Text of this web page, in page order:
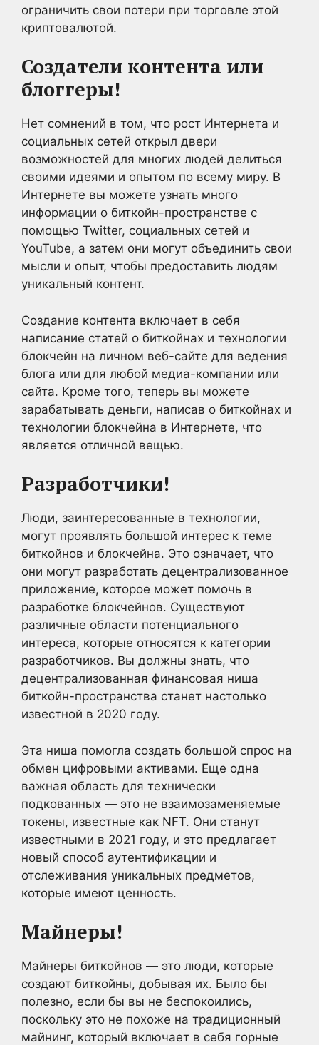
ограничить свои потери при торговле этой
криптовалютой.
Создатели контента или
блоггеры!
Нет сомнений в том, что рост Интернета и
социальных сетей открыл двери
возможностей для многих людей делиться
своими идеями и опытом по всему миру. В
Интернете вы можете узнать много
информации о биткойн-пространстве с
помощью Twitter, социальных сетей и
YouTube, а затем они могут объединить свои
мысли и опыт, чтобы предоставить людям
уникальный контент.
Создание контента включает в себя
написание статей о биткойнах и технологии
блокчейн на личном веб-сайте для ведения
блога или для любой медиа-компании или
сайта. Кроме того, теперь вы можете
зарабатывать деньги, написав о биткойнах и
технологии блокчейна в Интернете, что
является отличной вещью.
Разработчики!
Люди, заинтересованные в технологии,
могут проявлять большой интерес к теме
биткойнов и блокчейна. Это означает, что
они могут разработать децентрализованное
приложение, которое может помочь в
разработке блокчейнов. Существуют
различные области потенциального
интереса, которые относятся к категории
разработчиков. Вы должны знать, что
децентрализованная финансовая ниша
биткойн-пространства станет настолько
известной в 2020 году.
Эта ниша помогла создать большой спрос на
обмен цифровыми активами. Еще одна
важная область для технически
подкованных — это не взаимозаменяемые
токены, известные как NFT. Они станут
известными в 2021 году, и это предлагает
новый способ аутентификации и
отслеживания уникальных предметов,
которые имеют ценность.
Майнеры!
Майнеры биткойнов — это люди, которые
создают биткойны, добывая их. Было бы
полезно, если бы вы не беспокоились,
поскольку это не похоже на традиционный
майнинг, который включает в себя горные